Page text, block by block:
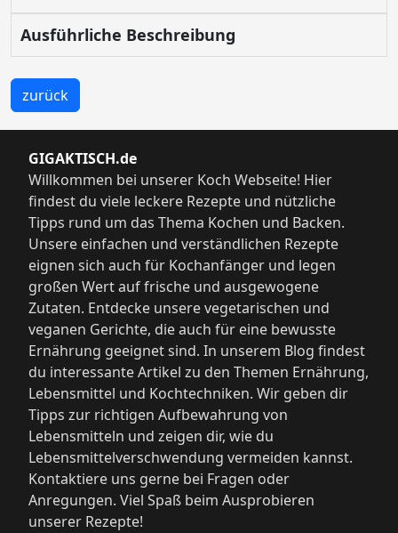
Ausführliche Beschreibung
zurück
GIGAKTISCH.de
Willkommen bei unserer Koch Webseite! Hier
findest du viele leckere Rezepte und nützliche
Tipps rund um das Thema Kochen und Backen.
Unsere einfachen und verständlichen Rezepte
eignen sich auch für Kochanfänger und legen
großen Wert auf frische und ausgewogene
Zutaten. Entdecke unsere vegetarischen und
veganen Gerichte, die auch für eine bewusste
Ernährung geeignet sind. In unserem Blog findest
du interessante Artikel zu den Themen Ernährung,
Lebensmittel und Kochtechniken. Wir geben dir
Tipps zur richtigen Aufbewahrung von
Lebensmitteln und zeigen dir, wie du
Lebensmittelverschwendung vermeiden kannst.
Kontaktiere uns gerne bei Fragen oder
Anregungen. Viel Spaß beim Ausprobieren
unserer Rezepte!